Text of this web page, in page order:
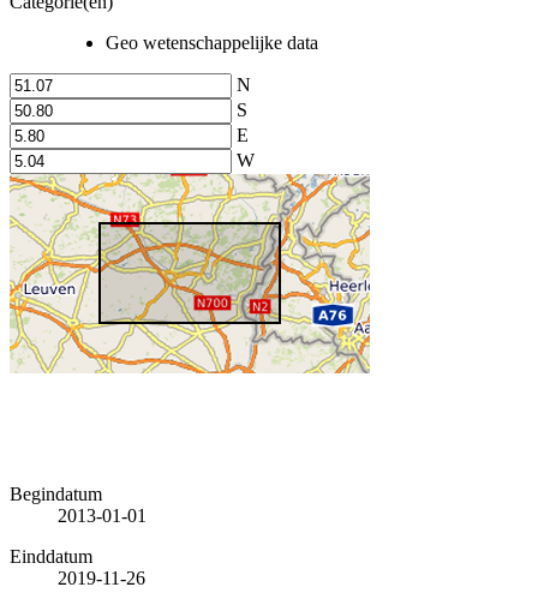
Geo wetenschappelijke data
N
S
E
W
Begindatum
2013-01-01
Einddatum
2019-11-26